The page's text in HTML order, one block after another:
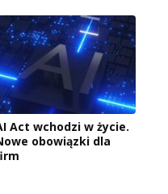
Act wchodzi w życie.
obowiązki dla